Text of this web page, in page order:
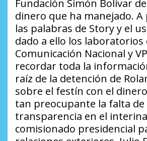
Fundación Simón Bolívar
dinero que ha manejado.
las palabras de Story y el
dado a ello los laboratorios
Comunicación Nacional y
recordar toda la
raíz de la detención de
sobre el festín con el
tan preocupante la falta de
transparencia en el
comisionado presidencial